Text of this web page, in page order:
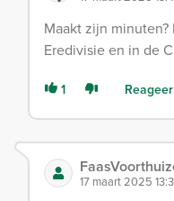
Maakt zijn
Eredivisie en in de
1 Reageer
17 maart 2025